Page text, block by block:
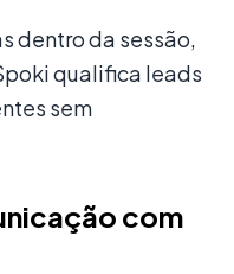
dentro da sessão,
qualifica leads
sem
com